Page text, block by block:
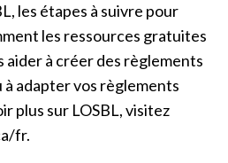
les étapes à suivre pour
les ressources gratuites
aider à créer des règlements
à adapter vos règlements
plus sur LOSBL, visitez
fr.